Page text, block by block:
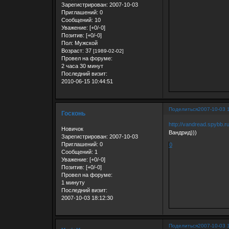
Зарегистрирован: 2007-10-03
Приглашений: 0
Сообщений: 10
Уважение: [+0/-0]
Позитив: [+0/-0]
Пол: Мужской
Возраст: 37 [1989-02-02]
Провел на форуме:
2 часа 30 минут
Последний визит:
2010-06-15 10:44:51
Поделиться2007-10-03
Госконь
Новичок
Зарегистрирован: 2007-10-03
Приглашений: 0
Сообщений: 1
Уважение: [+0/-0]
Позитив: [+0/-0]
Провел на форуме:
1 минуту
Последний визит:
2007-10-03 18:12:30
http://
Вандрид)))
0
Поделиться2007-10-03